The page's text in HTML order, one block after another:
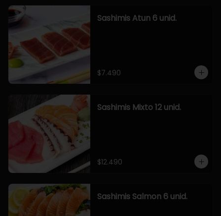
Sashimis Atun 6 unid.
$7.490
Sashimis Mixto 12 unid.
$12.490
Sashimis Salmon 6 unid.